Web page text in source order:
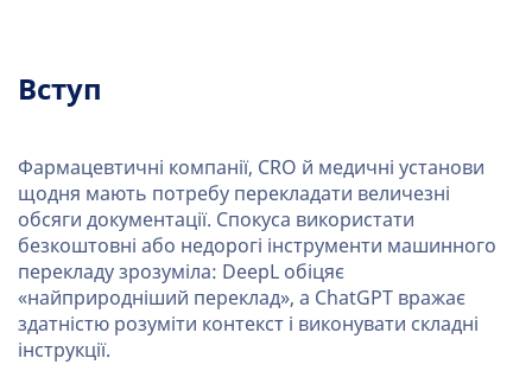
Вступ
Фармацевтичні компанії, CRO й медичні установи
щодня мають потребу перекладати величезні
обсяги документації. Спокуса використати
безкоштовні або недорогі інструменти машинного
перекладу зрозуміла: DeepL обіцяє
«найприродніший переклад», а ChatGPT вражає
здатністю розуміти контекст і виконувати складні
інструкції.